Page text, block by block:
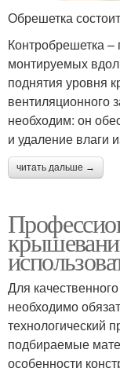
Обрешетка
Контробрешетка –
монтируемых
поднятия уровня
вентиляционного
необходим: он
и удаление влаги
читать дальше →
Для
необходимо
технологический
подбираемые
особенности